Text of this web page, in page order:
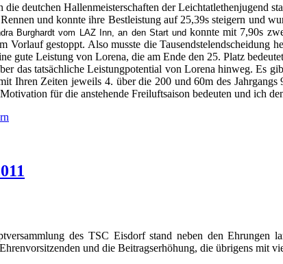
deutchen Hallenmeisterschaften der Leichtatlethenjugend
und konnte ihre Bestleistung auf 25,39s steigern
Burghardt vom LAZ Inn, an den Start und konnte mit 7,90s
Vorlauf gestoppt. Also musste die
gute Leistung von Lorena, die am Ende den 25. Platz
das tatsächliche Leistungpotential von Lorena hinweg. Es
Ihren Zeiten jeweils 4. über die 200 und 60m des
für die anstehende Freiluftsaison bedeuten und ich
des TSC Eisdorf stand neben den Ehrungen
und die Beitragserhöhung, die übrigens mit